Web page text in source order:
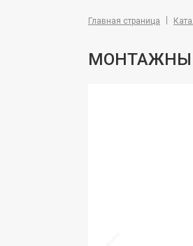
Главная страница
МОНТАЖНЫЙ